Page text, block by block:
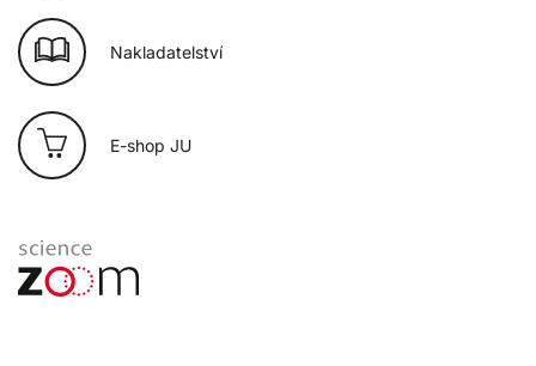
Nakladatelství
E-shop JU